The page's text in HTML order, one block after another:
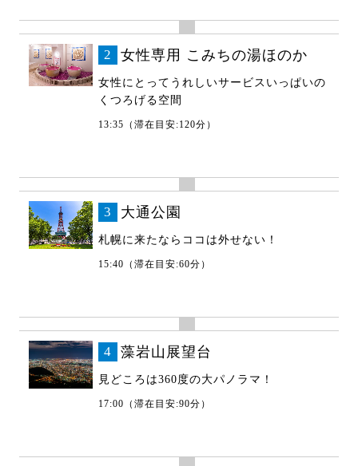
2 女性専用 こみちの湯ほのか
女性にとってうれしいサービスいっぱいの
くつろげる空間
13:35（滞在目安:120分）
3 大通公園
札幌に来たならココは外せない！
15:40（滞在目安:60分）
4 藻岩山展望台
見どころは360度の大パノラマ！
17:00（滞在目安:90分）